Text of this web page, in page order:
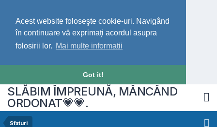
Acest website foloseşte cookie-uri. Navigând
în continuare vă exprimaţi acordul asupra
folosirii lor. Mai multe informatii
Got it!
SLĂBIM ÎMPREUNĂ, MÂNCÂND
ORDONAT💗💗.
Sfaturi